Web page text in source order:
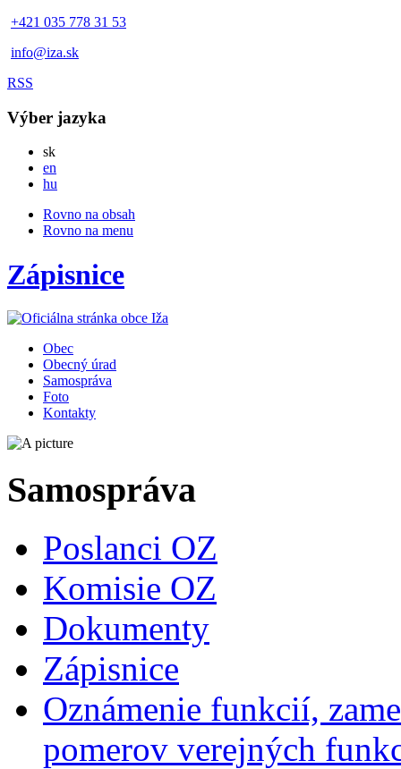
+421 035 778 31 53
info@iza.sk
RSS
Výber jazyka
skSlovensky
en
hu
Rovno na obsah
Rovno na menu
Zápisnice
Obec
Obecný úrad
Samospráva
Foto
Kontakty
Samospráva
Poslanci OZ
Komisie OZ
Dokumenty
Zápisnice
Oznámenie funkcií,
pomerov verejných